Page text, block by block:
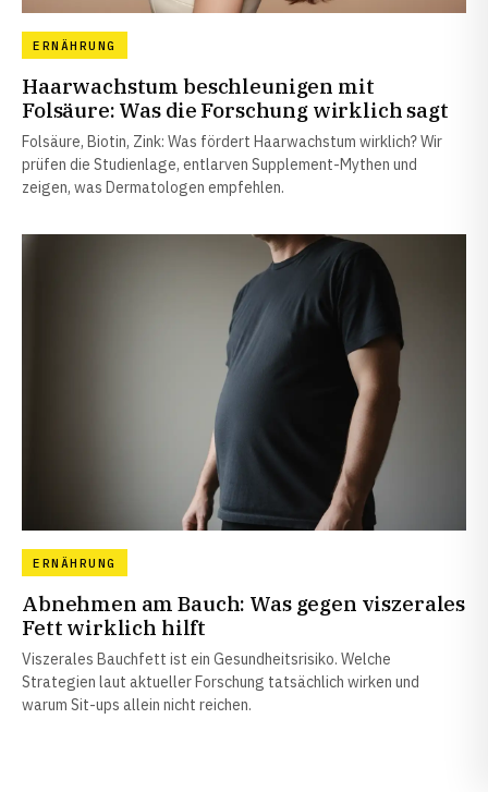
ERNÄHRUNG
Haarwachstum beschleunigen mit
Folsäure: Was die Forschung wirklich sagt
Folsäure, Biotin, Zink: Was fördert Haarwachstum wirklich? Wir
prüfen die Studienlage, entlarven Supplement-Mythen und
zeigen, was Dermatologen empfehlen.
ERNÄHRUNG
Abnehmen am Bauch: Was gegen viszerales
Fett wirklich hilft
Viszerales Bauchfett ist ein Gesundheitsrisiko. Welche
Strategien laut aktueller Forschung tatsächlich wirken und
warum Sit-ups allein nicht reichen.